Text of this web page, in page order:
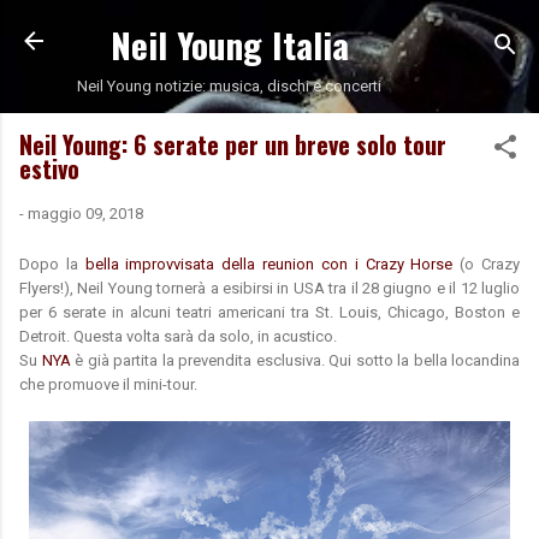
Passa ai contenuti principali
Neil Young Italia
Neil Young notizie: musica, dischi e concerti
Neil Young: 6 serate per un breve solo tour
estivo
- maggio 09, 2018
Dopo la bella improvvisata della reunion con i Crazy Horse (o Crazy
Flyers!), Neil Young tornerà a esibirsi in USA tra il 28 giugno e il 12 luglio
per 6 serate in alcuni teatri americani tra St. Louis, Chicago, Boston e
Detroit. Questa volta sarà da solo, in acustico.
Su NYA è già partita la prevendita esclusiva. Qui sotto la bella locandina
che promuove il mini-tour.